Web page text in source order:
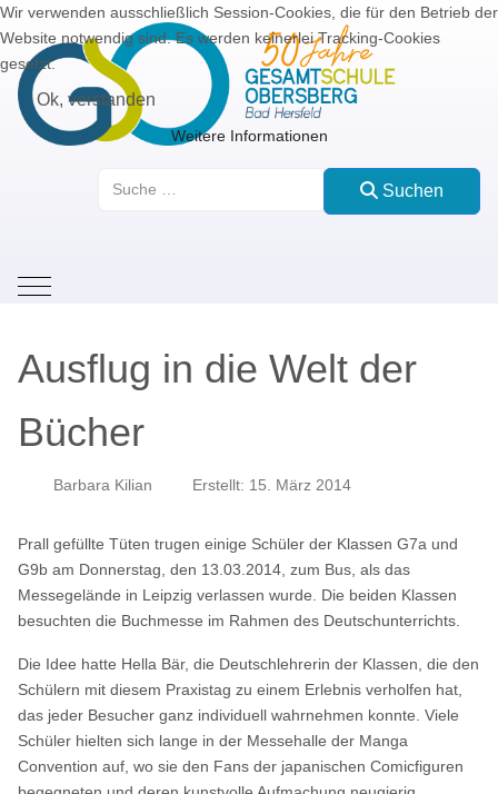
Suchen
Mobile Menu Toggle
Ausflug in die Welt der
Bücher
Barbara Kilian Erstellt: 15. März 2014
Prall gefüllte Tüten trugen einige Schüler der Klassen G7a und
G9b am Donnerstag, den 13.03.2014, zum Bus, als das
Messegelände in Leipzig verlassen wurde. Die beiden Klassen
besuchten die Buchmesse im Rahmen des Deutschunterrichts.
Die Idee hatte Hella Bär, die Deutschlehrerin der Klassen, die den
Schülern mit diesem Praxistag zu einem Erlebnis verholfen hat,
das jeder Besucher ganz individuell wahrnehmen konnte. Viele
Schüler hielten sich lange in der Messehalle der Manga
Convention auf, wo sie den Fans der japanischen Comicfiguren
Wir verwenden ausschließlich Session-Cookies, die für den Betrieb der
Website notwendig sind. Es werden keinerlei Tracking-Cookies
gesetzt.
Ok, verstanden
Weitere Informationen